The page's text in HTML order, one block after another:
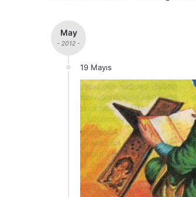
May
- 2012 -
19 Mayıs